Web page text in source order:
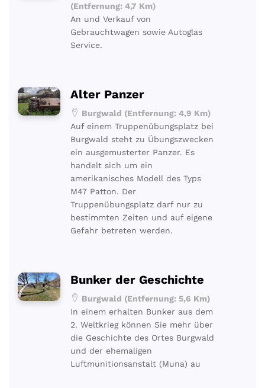
(Entfernung: 4,7 Km)
An und Verkauf von
Gebrauchtwagen sowie Autoglas
Service.
Alter Panzer
Burgwald (Entfernung: 4,9 Km)
Auf einem Truppenübungsplatz bei
Burgwald steht zu Übungszwecken
ein ausgemusterter Panzer. Es
handelt sich um ein
amerikanisches Modell des Typs
M47 Patton. Der
Truppenübungsplatz darf nur zu
bestimmten Zeiten und auf eigene
Gefahr betreten werden.
Bunker der Geschichte
Burgwald (Entfernung: 5,6 Km)
In einem erhalten Bunker aus dem
2. Weltkrieg können Sie mehr über
die Geschichte des Ortes Burgwald
und der ehemaligen
Luftmunitionsanstalt (Muna) au